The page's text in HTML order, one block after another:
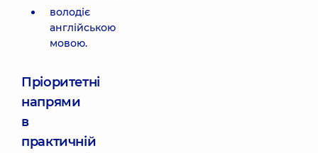
володіє
англійською
мовою.
Пріоритетні
напрями
в
практичній